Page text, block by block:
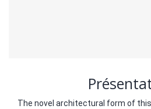
The novel architectural form of